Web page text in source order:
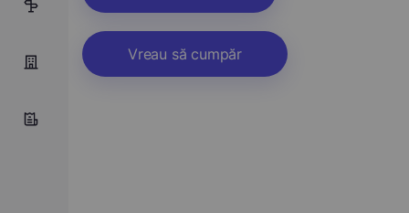
Vreau să cumpăr